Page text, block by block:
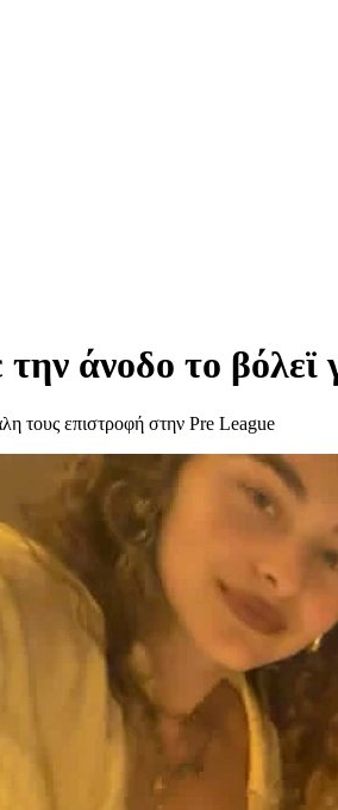
άνοδο το βόλεϊ
τους επιστροφή στην Pre League